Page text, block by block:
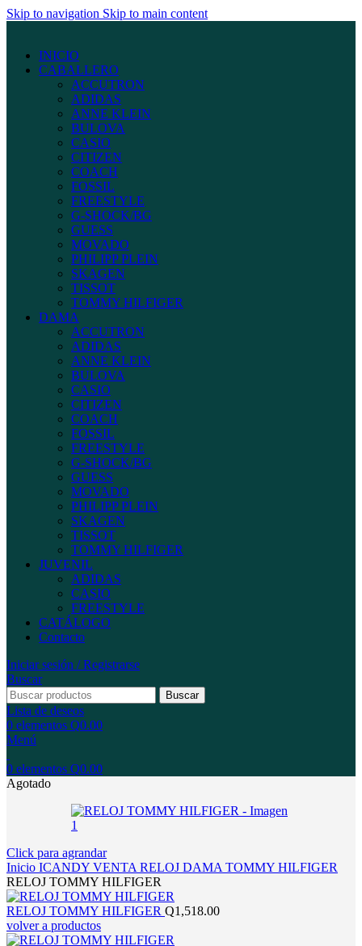
Skip to navigation Skip to main content
INICIO
CABALLERO
ACCUTRON
ADIDAS
ANNE KLEIN
BULOVA
CASIO
CITIZEN
COACH
FOSSIL
FREESTYLE
G-SHOCK/BG
GUESS
MOVADO
PHILIPP PLEIN
SKAGEN
TISSOT
TOMMY HILFIGER
DAMA
ACCUTRON
ADIDAS
ANNE KLEIN
BULOVA
CASIO
CITIZEN
COACH
FOSSIL
FREESTYLE
G-SHOCK/BG
GUESS
MOVADO
PHILIPP PLEIN
SKAGEN
TISSOT
TOMMY HILFIGER
JUVENIL
ADIDAS
CASIO
FREESTYLE
CATÁLOGO
Contacto
Iniciar sesión / Registrarse
Buscar
Buscar
Lista de deseos
0 elementos Q0.00
Menú
0 elementos Q0.00
Agotado
Click para agrandar
Inicio ICANDY VENTA RELOJ DAMA TOMMY HILFIGER
RELOJ TOMMY HILFIGER
RELOJ TOMMY HILFIGER Q1,518.00
volver a productos